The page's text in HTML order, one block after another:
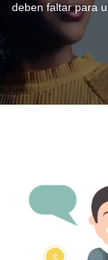
deben faltar para